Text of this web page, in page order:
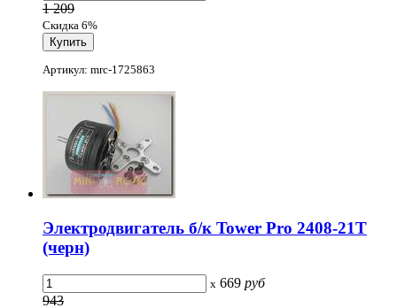
1 209
Скидка 6%
Артикул: mrc-1725863
Электродвигатель б/к Tower Pro 2408-21T
(черн)
x 669 руб
943